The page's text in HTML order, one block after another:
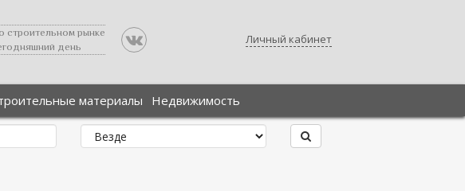
строительном рынке
день
Личный кабинет
материалы Недвижимость